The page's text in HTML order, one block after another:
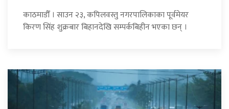
काठमाडौँ । साउन २३, कपिलवस्तु नगरपालिकाका पूर्वमेयर
किरण सिंह शुक्रबार बिहानदेखि सम्पर्कबिहीन भएका छन् ।